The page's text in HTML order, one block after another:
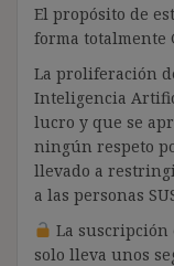
El propósito de
forma totalmente
La proliferación
Inteligencia
lucro y que se
ningún respeto
llevado a
a las personas
La suscripción
solo lleva unos